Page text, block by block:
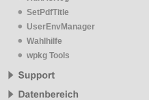
SetPdfTitle
UserEnvManager
Wahlhilfe
wpkg Tools